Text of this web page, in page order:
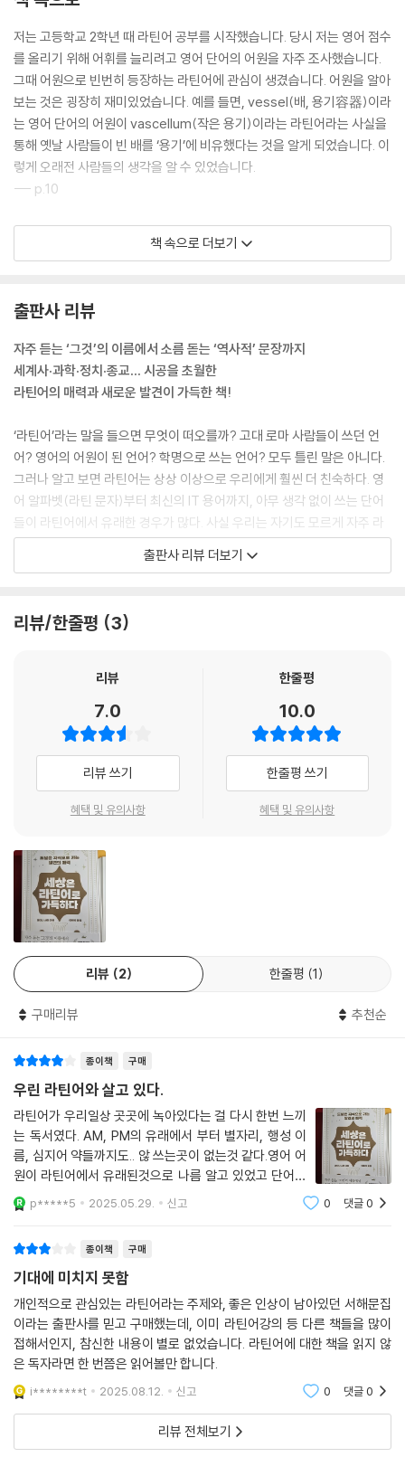
제5장 라틴어와 현대
디지털, 데이터, 컴퓨터… IT 기술에 숨어 있는 라틴어
어젠다에서 메세나까지, 라틴어 외래어
아직 더 있다! 에고이스트, 큐레이터, 프롤레타리아
라틴어에서 유래된 상품명과 회사명
아우디, 볼보, 프리우스… 자동차업계와 라틴어
위스키 라벨에서 대학교 문장까지
해리 포터의 마법 주문
도쿄 디즈니 리조트와 파리 디즈니랜드
라틴어는 ‘살아’ 있다! 라틴어 대화의 세계
〈이상한 나라의 앨리스〉에서 〈곰돌이 푸〉까지, 라틴어로 번역되는 아동문
학
라비올리, 핫도그, 바텐더… 라틴어 단어 만들기
일본 여행에서 만날 수 있는 거리의 라틴어
만화, 게임, 애니메이션과 라틴어
저는 고등학교 2학년 때 라틴어 공부를 시작했습니다. 당시 저는 영어 점수
를 올리기 위해 어휘를 늘리려고 영어 단어의 어원을 자주 조사했습니다.
그때 어원으로 빈번히 등장하는 라틴어에 관심이 생겼습니다. 어원을 알아
보는 것은 굉장히 재미있었습니다. 예를 들면, vessel(배, 용기容器)이라
는 영어 단어의 어원이 vascellum(작은 용기)이라는 라틴어라는 사실을
통해 옛날 사람들이 빈 배를 ‘용기’에 비유했다는 것을 알게 되었습니다. 이
렇게 오래전 사람들의 생각을 알 수 있었습니다.
--- p.10
‘로마’와 관련된 어원을 가진 단어는 지명뿐만 아니라 다양한 지역의 현대
어에서도 찾아볼 수 있습니다. 그중 대표적인 것이 바로 로맨스(romanc
어인 고전 라틴어 외에 시민들이 일상생활의 대화에 쓰는 속어도 있었습니
다. (…) 그렇다면 우리는 왜 ‘로맨스’나 ‘로맨틱’이라는 단어에서 연애와 같
은 것을 연상할까요? 그 이유는 속어로 쓰인 문학작품에서 연애를 볼 수 있
었기 때문입니다. (…) 프랑스어 roman(소설)과 독일어 Roman(소설)
--- p.26~27
호격은 누군가를 부를 때 사용되는 어형으로, 보통은 주격의 어형과 같지
만(pater는 ‘아버지는’, Pater!는 ‘아버지여!’), 주격의 형태가 -us로 끝
나는 제2변화 남성명사는 호격과 주격의 형태가 다릅니다. 예를 들면, ‘학
생은’은 ‘discipulus’이고, ‘학생이여!’는 ‘Discipule!’입니다. “브루투스,
너마저?”라는 뜻의 라틴어 “Et tu, Brute?”의 Brute도 호격 ‘브루투스
여!’의 형태입니다. 주격은 Brutus입니다.
북부 브래드퍼드 근교에 사는 한 미용사가 코로나19로 락다운(도시 봉쇄)
이 되었는데도 미용실 영업을 계속하다가 1만 7000파운드나 되는 엄청난
벌금을 내게 되었습니다. 이때 마그나 카르타 제61조를 인용해 저항하며
벌금을 내지 않았다는 이야기입니다. (…) 제61조를 방패 삼아 락다운 중
의 영업정지 명령에 저항하는 것은 가능할까요? 조문의 일부를 원문과 함
께 살펴보겠습니다.
네르친스크는 오늘날 러시아 연방의 동시베리아 남부에 위치한 도시입니
다. (…) 러시아와 청나라 사이에 국경을 둘러싼 분쟁이 벌어지기 시작했습
니다. 이를 ‘청-러시아 국경 분쟁’이라고 합니다. 이 분쟁은 한동안 계속되
었지만, 양국 모두 평화적 해결을 원했습니다. 그래서 체결된 평화조약이
네르친스크 조약입니다. 이 조약을 맺을 때 청나라와 러시아 사이의 교섭
은 라틴어로 이루어졌습니다. 그리고 조약은 라틴어, 러시아어, 만주어로
작성되었습니다. 17세기 말 아시아에서도 라틴어가 외교의 장에서 사용되
었다는 사실을 알 수 있습니다. 실제 조문을 몇 가지 살펴보겠습니다.
이제 annus horribilis(끔찍한 해)에 대해서도 설명하겠습니다. (…) 실제
로 1992년에는 여왕의 차남 앤드루 왕자(요크 공)가 아내와 별거하고, 장
녀 앤 공주는 이혼하고, 윈저성에 불이 나기까지 하는 등 왕실에 어두운 일
이 계속 일어났습니다. (…) 찰스 왕세자가 다이애나 비와 별거하기도 했습
니다. 이 라틴어 문구에 사용된 horribilis(끔찍한)는 horreo(무서워하
다)의 파생어로, horreo는 영어 horror(공포), horrid(무서운), horrific
(끔찍한), horrendous(무시무시한), abhorrent(몹시 싫어하는) 등의
지만, 사실 이 글을 쓰고 있는 저도 1992년생입니다. 태어난 해가 이런 말
을 들으니 복잡한 마음도 들지만, 갈릴레오 갈릴레이의 명예 회복 등 역사
에 남을 만한 좋은 소식도 많았던 해였다고 해둡시다.
--- p.71
[이] 오벨리스크가 세워진 받침대에는 무솔리니와 이탈리아의 파시즘을
찬양하는 글(〈Codex Fori Mussolini〉)이 라틴어로 씌어 있습니다. (…)
“그때 신의 지령 혹은 의향으로 한 남자가 나타났다. 그는 유달리 뛰어난
머리와 강고한 정신으로 모든 일을 용감하게 해내고 버틸 각오가 있었다.
성스러운 지성으로 쇠퇴하고 황폐해진 이 나라의 상황을 되돌릴 뿐만 아니
책 속으로 더보기
출판사 리뷰
자주 듣는 ‘그것’의 이름에서 소름 돋는 ‘역사적’ 문장까지
세계사·과학·정치·종교… 시공을 초월한
라틴어의 매력과 새로운 발견이 가득한 책!
‘라틴어’라는 말을 들으면 무엇이 떠오를까? 고대 로마 사람들이 쓰던 언
어? 영어의 어원이 된 언어? 학명으로 쓰는 언어? 모두 틀린 말은 아니다.
그러나 알고 보면 라틴어는 상상 이상으로 우리에게 훨씬 더 친숙하다. 영
어 알파벳(라틴 문자)부터 최신의 IT 용어까지, 아무 생각 없이 쓰는 단어
들이 라틴어에서 유래한 경우가 많다. 사실 우리는 자기도 모르게 자주 라
틴어를 마주치고, 사용하고 있는 것이다. 이 책은 라틴어와 인류의 2000
년 발자취를 따라가면서, 드넓은 라틴어의 세계를 ‘세계사, 정치, 종교, 과
라틴어는 죽은 언어가 아니라 지식으로 가는 문이다!
다란 흔적을 남겼다. 이를테면 ‘-체스터’가 들어간 지명은 예전에 로마군이
쌓은 성과 요새가 있었음을 나타내며, 로마의 식민 지배는 영어 colony
(식민지)와 독일의 쾰른, 오드콜로뉴 향수에도 흔적을 남겼다. 또 유럽을
휩쓴 전염병의 공포와 ‘대항해 시대’의 흔적도 라틴어로 고스란히 전해지
고 있다. 이후 아메리카 신대륙 곳곳과 중국ㆍ러시아ㆍ일본 등 아시아 지
인의 마음에도 울림을 주는 말, 뉴욕 자유의 여신상이 들고 있는 석판의 비
밀, ‘경이로운 해’(1665~1666)와 ‘끔찍한 해’(1992) 등 세계사를 둘러싼
라틴어의 이모저모를 재미있게 소개한다.
정치와 종교의 세계에도 라틴어의 흔적은 무궁무진하다. 링컨의 암살자는
암살 직전 라틴어로 ‘폭군은 언제나 이렇게 되리라’라고 외쳤으며, 영어 vo
te(투표)의 어원은 라틴어 votum(부탁)이고 미국 대통령 취임식은 신전
nt)와 사이버(cyber-)는 모두 라틴어로 ‘배를 조종하는 조타수’에서 유래
는가 여부로 재판 결과가 좌우되었으며(그래서 성직자가 일반인보다 죄가
가벼웠다), 레퀴엠은 원래 망자를 위한 미사를 드릴 때 부르는 성가(聖歌)
에서 가장 먼저 나오는 단어가 requiem(‘안식을’이라는 뜻)이라는 지극
히 단순한 이유로 훗날 ‘진혼곡’이라는 의미를 갖게 되었다.
라틴어는 과학 분야에서도 막대한 영향을 끼쳤다. 19세기의 유명한 수학
자 가우스도 『산술 연구』를 라틴어로 썼고, 뉴턴의 『프린키피아』나 페르마
의 ‘마지막 정리’를 비롯해 갈릴레오, 케플러, 하비, 라이프니츠 등의 몇몇
저작들도 라틴어로 씌었다. 또한 로마 신들의 이름을 딴 태양계 행성들과
태양(sol), 달(luna), 지구(Terra)―스필버그 감독의 영화 〈E.T.〉는 ‘ext
ra+terrestrial’(지구 밖의 생명체)의 줄임말이다―그리고 열두 별자리
이름도 모두 라틴어에서 유래했다. 그뿐만 아니라 우주 만물을 구성하는
물질의 이름(원소기호는 라틴어 이름의 머리글자를 딴 것)과 동식물 학명,
인체의 기관과 영양물질, 질병과 약, 세균 등에 이르기까지, 라틴어에서 유
래한 개념과 이름들은 헤아릴 수 없을 정도다.
쓸 만한 지식과 새로운 발견을 좋아하는 사람을 위한 일상의 퀘스트!
인기 라티니스트와 함께 떠나는 라틴어 여행
출판사 리뷰 더보기
리뷰/한줄평 3
리뷰
7.0
리뷰 쓰기
혜택 및 유의사항
한줄평
10.0
한줄평 쓰기
혜택 및 유의사항
리뷰 2 한줄평 1
구매리뷰 추천순
종이책 구매
우린 라틴어와 살고 있다.
라틴어가 우리일상 곳곳에 녹아있다는 걸 다시 한번 느끼
는 독서였다. AM, PM의 유래에서 부터 별자리, 행성 이
름, 심지어 약들까지도.. 않 쓰는곳이 없는것 같다.영어 어
원이 라틴어에서 유래된것으로 나름 알고 있었고 단어유
래를 읽어가는 시간이 참 즐거웠다. 가볍게 읽으려고 했다
가 필사노트에 약간의 필사한것들이 적다보니 많아졌다.
p*****5 2025.05.29. 신고 0 댓글0
종이책 구매
기대에 미치지 못함
개인적으로 관심있는 라틴어라는 주제와, 좋은 인상이 남아있던 서해문집
이라는 출판사를 믿고 구매했는데, 이미 라틴어강의 등 다른 책들을 많이
접해서인지, 참신한 내용이 별로 없었습니다. 라틴어에 대한 책을 읽지 않
은 독자라면 한 번쯤은 읽어볼만 합니다.
i********t 2025.08.12. 신고 0 댓글0
리뷰 전체보기